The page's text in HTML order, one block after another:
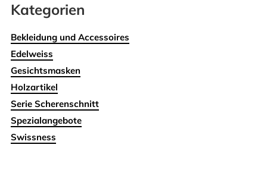
Kategorien
Bekleidung und Accessoires
Edelweiss
Gesichtsmasken
Holzartikel
Serie Scherenschnitt
Spezialangebote
Swissness